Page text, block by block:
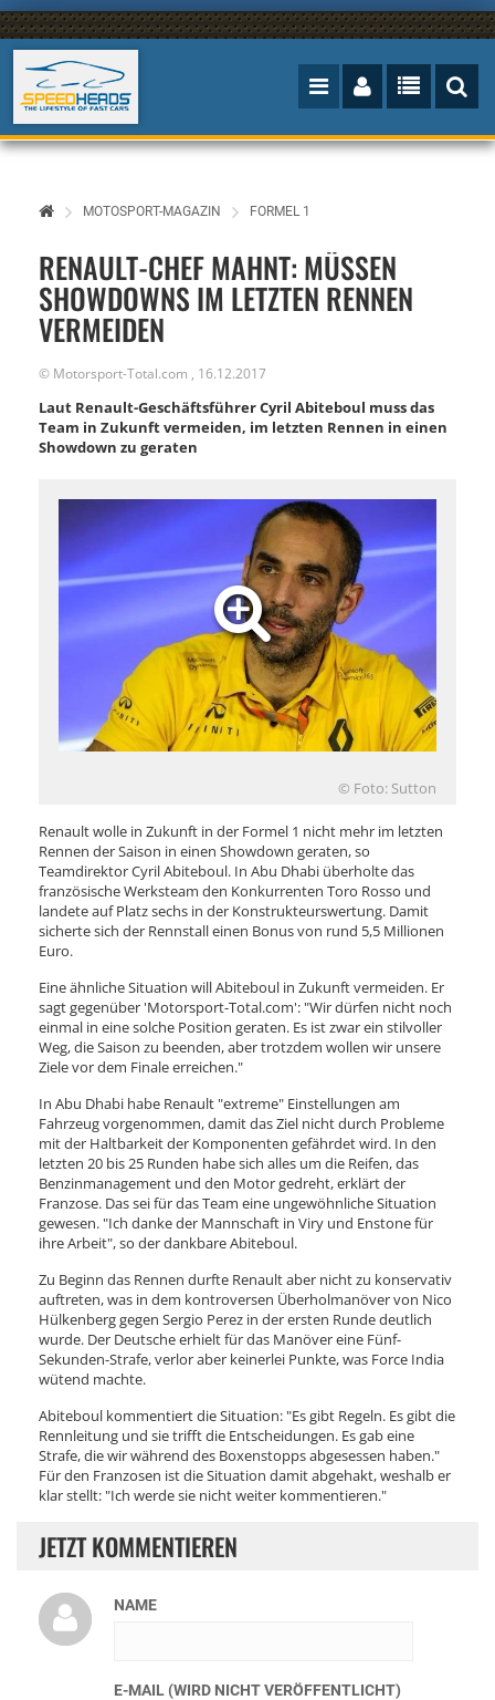
MOTOSPORT-MAGAZIN FORMEL 1
RENAULT-CHEF MAHNT: MÜSSEN
SHOWDOWNS IM LETZTEN RENNEN
VERMEIDEN
© Motorsport-Total.com , 16.12.2017
Laut Renault-Geschäftsführer Cyril Abiteboul muss das
Team in Zukunft vermeiden, im letzten Rennen in einen
Showdown zu geraten
© Foto: Sutton
Renault wolle in Zukunft in der Formel 1 nicht mehr im letzten
Rennen der Saison in einen Showdown geraten, so
Teamdirektor Cyril Abiteboul. In Abu Dhabi überholte das
französische Werksteam den Konkurrenten Toro Rosso und
landete auf Platz sechs in der Konstrukteurswertung. Damit
sicherte sich der Rennstall einen Bonus von rund 5,5 Millionen
Euro.
Eine ähnliche Situation will Abiteboul in Zukunft vermeiden. Er
sagt gegenüber 'Motorsport-Total.com': "Wir dürfen nicht noch
einmal in eine solche Position geraten. Es ist zwar ein stilvoller
Weg, die Saison zu beenden, aber trotzdem wollen wir unsere
Ziele vor dem Finale erreichen."
In Abu Dhabi habe Renault "extreme" Einstellungen am
Fahrzeug vorgenommen, damit das Ziel nicht durch Probleme
mit der Haltbarkeit der Komponenten gefährdet wird. In den
letzten 20 bis 25 Runden habe sich alles um die Reifen, das
Benzinmanagement und den Motor gedreht, erklärt der
Franzose. Das sei für das Team eine ungewöhnliche Situation
gewesen. "Ich danke der Mannschaft in Viry und Enstone für
ihre Arbeit", so der dankbare Abiteboul.
Zu Beginn das Rennen durfte Renault aber nicht zu konservativ
auftreten, was in dem kontroversen Überholmanöver von Nico
Hülkenberg gegen Sergio Perez in der ersten Runde deutlich
wurde. Der Deutsche erhielt für das Manöver eine Fünf-
Sekunden-Strafe, verlor aber keinerlei Punkte, was Force India
wütend machte.
Abiteboul kommentiert die Situation: "Es gibt Regeln. Es gibt die
Rennleitung und sie trifft die Entscheidungen. Es gab eine
Strafe, die wir während des Boxenstopps abgesessen haben."
Für den Franzosen ist die Situation damit abgehakt, weshalb er
klar stellt: "Ich werde sie nicht weiter kommentieren."
JETZT KOMMENTIEREN
NAME
E-MAIL (WIRD NICHT VERÖFFENTLICHT)